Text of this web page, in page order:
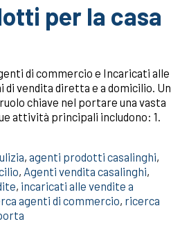
per la casa
di commercio e Incaricati alle
vendita diretta e a domicilio. Un
chiave nel portare una vasta
attività principali includono: 1.
, agenti prodotti casalinghi,
, Agenti vendita casalinghi,
, incaricati alle vendite a
agenti di commercio, ricerca